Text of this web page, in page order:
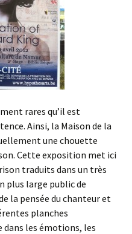
rares qu’il est
Ainsi, la Maison de la
une chouette
Cette exposition met ici
traduits dans un très
plus large public de
la pensée du chanteur et
planches
les émotions, les